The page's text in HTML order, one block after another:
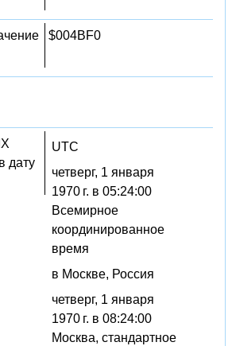
$004BF0
дату
UTC
четверг, 1 января
1970 г. в 05:24:00
Всемирное
координированное
время
в Москве, Россия
четверг, 1 января
1970 г. в 08:24:00
Москва, стандартное